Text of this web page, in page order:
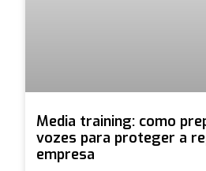
Media training: como
vozes para proteger a
empresa